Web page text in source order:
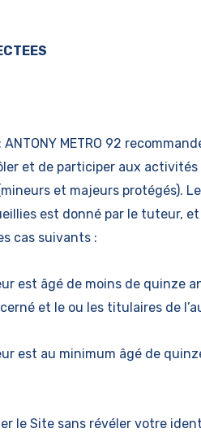
: ANTONY METRO 92
et de participer aux
et majeurs protégés).
est donné par le tuteur,
cas suivants :
est âgé de moins de quinze
et le ou les titulaires de
est au minimum âgé de
le Site sans révéler votre